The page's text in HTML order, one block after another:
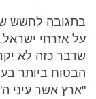
בתגובה לחשש
על אזרחי
שדבר כזה לא
הבטוח ביותר
"ארץ אשר עיני